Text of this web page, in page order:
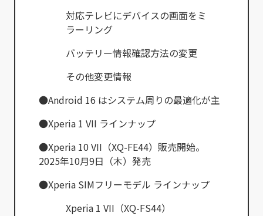
対応テレビにデバイスの画面をミ
ラーリング
バッテリー情報確認方法の変更
その他変更情報
●Android 16 はシステム周りの最適化が主
●Xperia 1 VII ラインナップ
●Xperia 10 VII（XQ-FE44）販売開始。
2025年10月9日（木）発売
●Xperia SIMフリーモデル ラインナップ
Xperia 1 VII（XQ-FS44）